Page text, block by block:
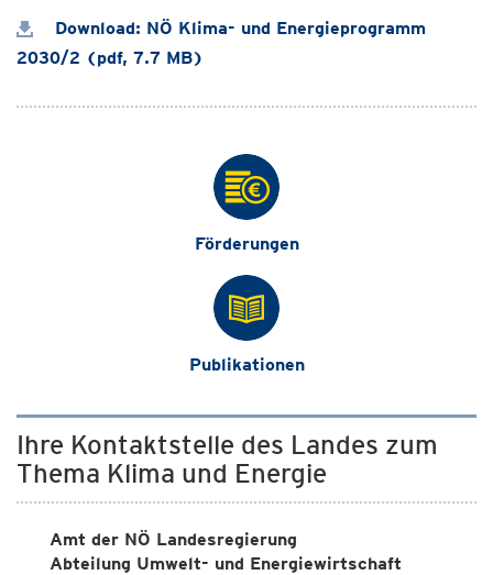
Download: NÖ Klima- und Energieprogramm
2030/2 (pdf, 7.7 MB)
Förderungen
Publikationen
Ihre Kontaktstelle des Landes zum
Thema Klima und Energie
Amt der NÖ Landesregierung
Abteilung Umwelt- und Energiewirtschaft